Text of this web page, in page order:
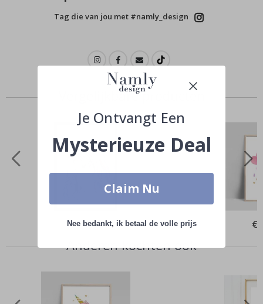
Tag die van jou met #namly_design
Vergelijkbare producten
Special
Price
€ 10,00 €
Anderen kochten ook
Je Ontvangt Een
Mysterieuze Deal
Claim Nu
Nee bedankt, ik betaal de volle prijs